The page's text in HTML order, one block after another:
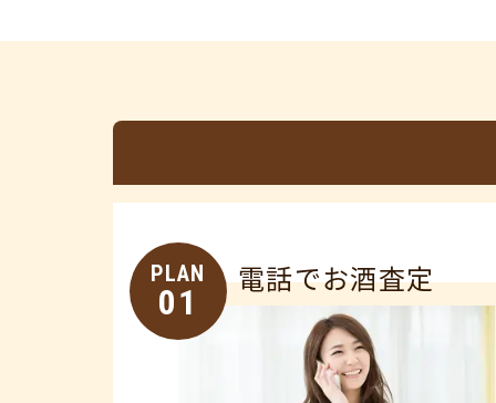
PLAN
01
電話でお酒査定